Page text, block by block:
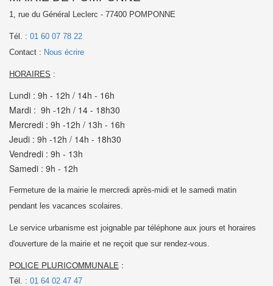
1, rue du Général Leclerc - 77400 POMPONNE
Tél. : 01 60 07 78 22
Contact : Nous écrire
HORAIRES :
Lundi : 9h - 12h / 14h - 16h
Mardi : 9h -12h / 14 - 18h30
Mercredi : 9h -12h / 13h - 16h
Jeudi : 9h -12h / 14h - 18h30
Vendredi : 9h - 13h
Samedi : 9h - 12h
Fermeture de la mairie le mercredi après-midi et le samedi matin
pendant les vacances scolaires.
Le service urbanisme est joignable par téléphone aux jours et horaires
d'ouverture de la mairie et ne reçoit que sur rendez-vous.
POLICE PLURICOMMUNALE :
Tél. : 01 64 02 47 47